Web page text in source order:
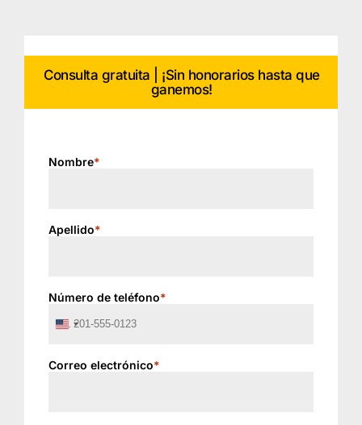
Consulta gratuita | ¡Sin honorarios hasta que
ganemos!
Nombre*
Apellido*
Número de teléfono*
United
Correo electrónico*